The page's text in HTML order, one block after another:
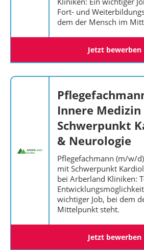
Fort- und
dem der Mensch im
Jetzt bewerben
Innere
Schwerpunkt
& Neurologie
Pflegefachmann (m/w/
mit Schwerpunkt
bei Arberland Kliniken:
wichtiger Job, bei dem
Mittelpunkt steht.
Jetzt bewerben